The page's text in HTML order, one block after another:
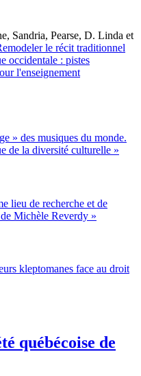
Sandria, Pearse, D. Linda et
le récit traditionnel
occidentale : pistes
l'enseignement
» des musiques du monde.
de la diversité culturelle »
lieu de recherche et de
Michèle Reverdy »
kleptomanes face au droit
québécoise de